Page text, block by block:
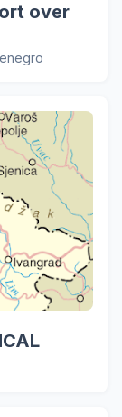
over